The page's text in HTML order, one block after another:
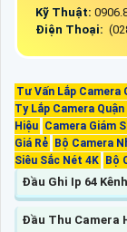
Kỹ Thuật:
Điện Thoại:
Tư Vấn Lắp Camera
Ty Lắp Camera Quận
Hiệu Camera Giám
Giá Rẻ
Bộ Camera
Siêu Sắc Nét 4K
Bộ
Đầu Ghi Ip 64
Đầu Thu Camera